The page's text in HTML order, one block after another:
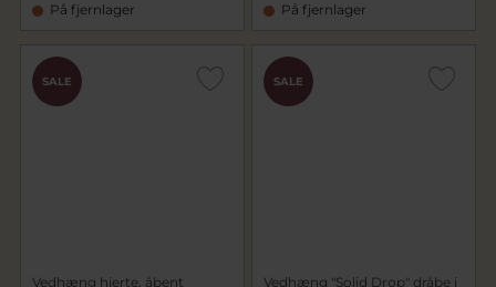
På fjernlager På fjernlager
SALE
Vedhæng hjerte, åbent
SALE
Vedhæng "Solid Drop" dråbe i